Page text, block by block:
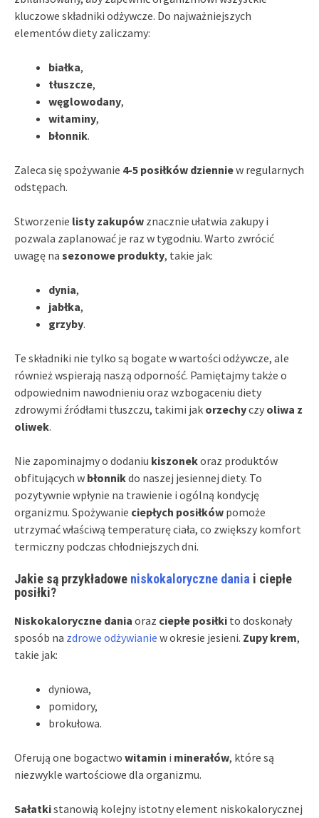
kluczowe składniki odżywcze. Do najważniejszych
elementów diety zaliczamy:
białka,
tłuszcze,
węglowodany,
witaminy,
błonnik.
Zaleca się spożywanie 4-5 posiłków dzienniew regularnych
odstępach.
Stworzenie listy zakupów znacznie ułatwia zakupy i
pozwala zaplanować je raz w tygodniu. Warto zwrócić
uwagę na sezonowe produkty, takie jak:
dynia,
jabłka,
grzyby.
Te składniki nie tylko są bogate w wartości odżywcze, ale
również wspierają naszą odporność. Pamiętajmy także o
odpowiednim nawodnieniu oraz wzbogaceniu diety
zdrowymi źródłami tłuszczu, takimi jak orzechyczy oliwa z
oliwek.
Nie zapominajmy o dodaniu kiszonekoraz produktów
obfitujących w błonnikdo naszej jesiennej diety. To
pozytywnie wpłynie na trawienie i ogólną kondycję
organizmu. Spożywanie ciepłych posiłków pomoże
utrzymać właściwą temperaturę ciała, co zwiększy komfort
termiczny podczas chłodniejszych dni.
Jakie są przykładowe niskokaloryczne dania i ciepłe
posiłki?
Niskokaloryczne dania oraz ciepłe posiłki to doskonały
sposób na zdrowe odżywianie w okresie jesieni. Zupy krem,
takie jak:
dyniowa,
pomidory,
brokułowa.
Oferują one bogactwo witamin i minerałów, które są
niezwykle wartościowe dla organizmu.
Sałatkistanowią kolejny istotny element niskokalorycznej